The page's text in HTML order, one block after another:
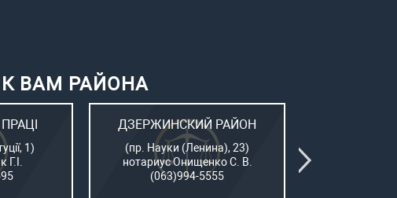
ВАМ РАЙОНА
1)
ДЗЕРЖИНСКИЙ РАЙОН
(пр. Науки (Ленина), 23)
нотариус Онищенко С. В.
(063)994-5555